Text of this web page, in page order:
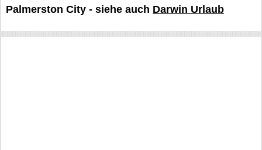
Palmerston City - siehe auch Darwin Urlaub